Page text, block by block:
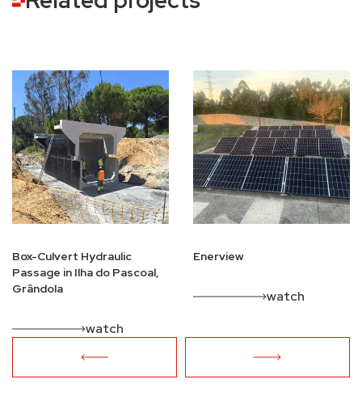
Box-Culvert Hydraulic
Passage in Ilha do Pascoal,
Grândola
watch
Enerview
watch